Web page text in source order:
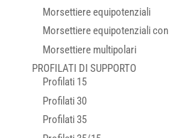
Morsettiere equipotenziali
Morsettiere equipotenziali
Morsettiere multipolari
PROFILATI DI SUPPORTO
Profilati 15
Profilati 30
Profilati 35